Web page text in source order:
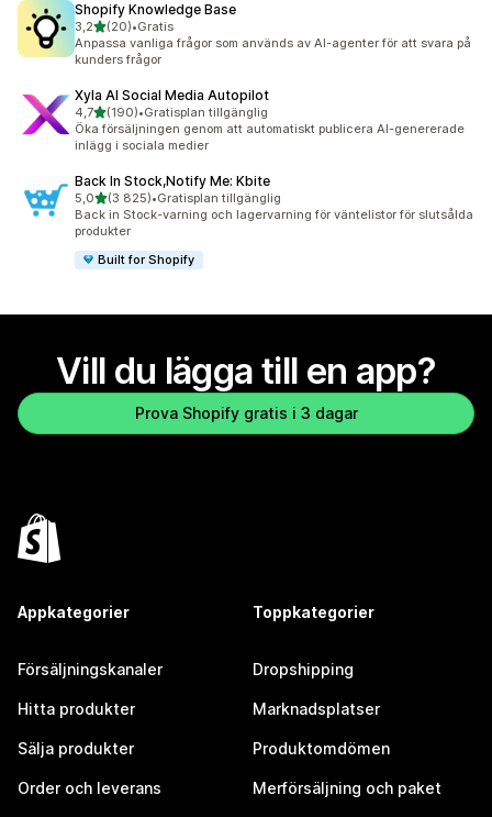
Shopify Knowledge Base
3,2av 5 stjärnor
(20)
20 recensioner totalt
•Gratis
Anpassa vanliga frågor som används av AI-agenter för att svara på
kunders frågor
Xyla AI Social Media Autopilot
4,7av 5 stjärnor
(190)
190 recensioner totalt
•Gratisplan tillgänglig
Öka försäljningen genom att automatiskt publicera AI-genererade
inlägg i sociala medier
Back In Stock,Notify Me: Kbite
5,0av 5 stjärnor
(3 825)
3825 recensioner totalt
•Gratisplan tillgänglig
Back in Stock-varning och lagervarning för väntelistor för slutsålda
produkter
Built for Shopify
Vill du lägga till en app?
Prova Shopify gratis i 3 dagar
Appkategorier
Försäljningskanaler
Hitta produkter
Sälja produkter
Order och leverans
Toppkategorier
Dropshipping
Marknadsplatser
Produktomdömen
Merförsäljning och paket